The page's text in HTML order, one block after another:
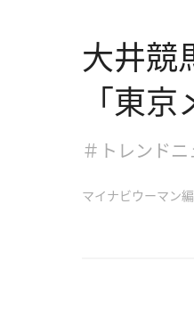
大井競
「東
＃トレンドニ
マイナビウーマン